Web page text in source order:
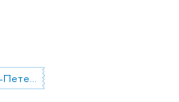
Юридический факультет (Санкт-Петербург)